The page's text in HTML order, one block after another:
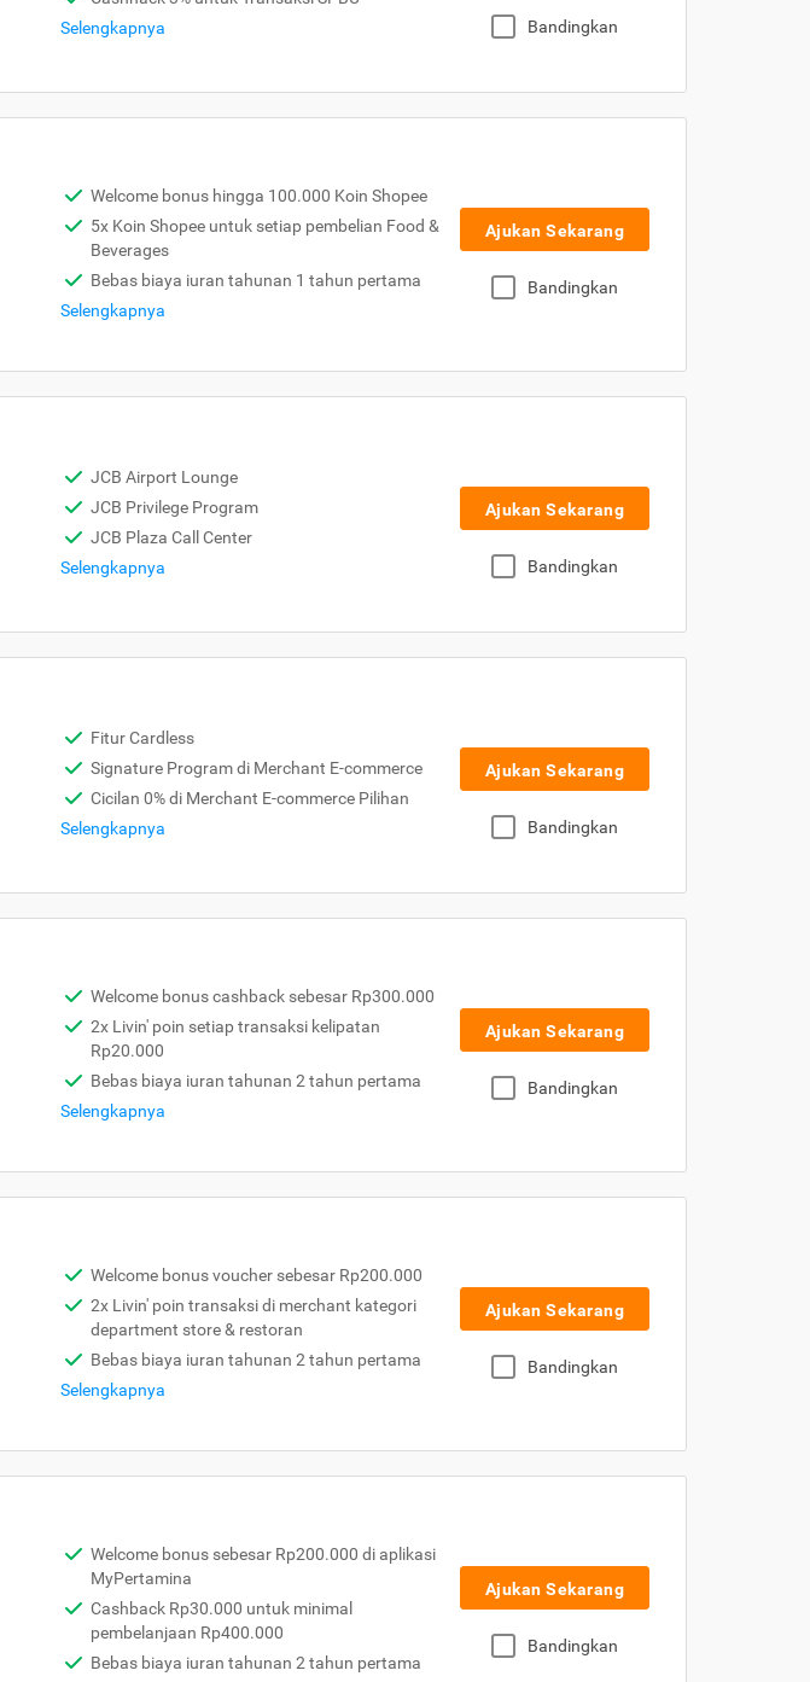
Selengkapnya
Bandingkan
Welcome bonus hingga 100.000 Koin Shopee
5x Koin Shopee untuk setiap pembelian Food &
Beverages
Bebas biaya iuran tahunan 1 tahun pertama
Selengkapnya
Ajukan Sekarang
Bandingkan
JCB Airport Lounge
JCB Privilege Program
JCB Plaza Call Center
Selengkapnya
Ajukan Sekarang
Bandingkan
Fitur Cardless
Signature Program di Merchant E-commerce
Cicilan 0% di Merchant E-commerce Pilihan
Selengkapnya
Ajukan Sekarang
Bandingkan
Welcome bonus cashback sebesar Rp300.000
2x Livin' poin setiap transaksi kelipatan
Rp20.000
Bebas biaya iuran tahunan 2 tahun pertama
Selengkapnya
Ajukan Sekarang
Bandingkan
Welcome bonus voucher sebesar Rp200.000
2x Livin' poin transaksi di merchant kategori
department store & restoran
Bebas biaya iuran tahunan 2 tahun pertama
Selengkapnya
Ajukan Sekarang
Bandingkan
Welcome bonus sebesar Rp200.000 di aplikasi
MyPertamina
Cashback Rp30.000 untuk minimal
pembelanjaan Rp400.000
Bebas biaya iuran tahunan 2 tahun pertama
Ajukan Sekarang
Bandingkan